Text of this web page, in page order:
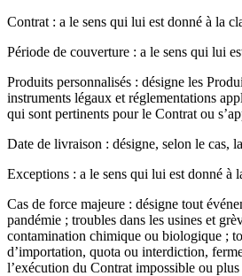
Contrat : a le sens qui lui est donné à la
Période de couverture : a le sens qui lui
Produits personnalisés : désigne les
instruments légaux et réglementations
qui sont pertinents pour le Contrat ou
Date de livraison : désigne, selon le cas,
Exceptions : a le sens qui lui est donné à
Cas de force majeure : désigne tout
pandémie ; troubles dans les usines et
contamination chimique ou biologique ;
d’importation, quota ou interdiction,
l’exécution du Contrat impossible ou